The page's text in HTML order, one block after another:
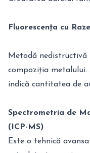
Fluorescența cu
Metodă nedistructivă
compoziția
indică cantitatea de
Spectrometria de
(ICP-MS)
Este o tehnică